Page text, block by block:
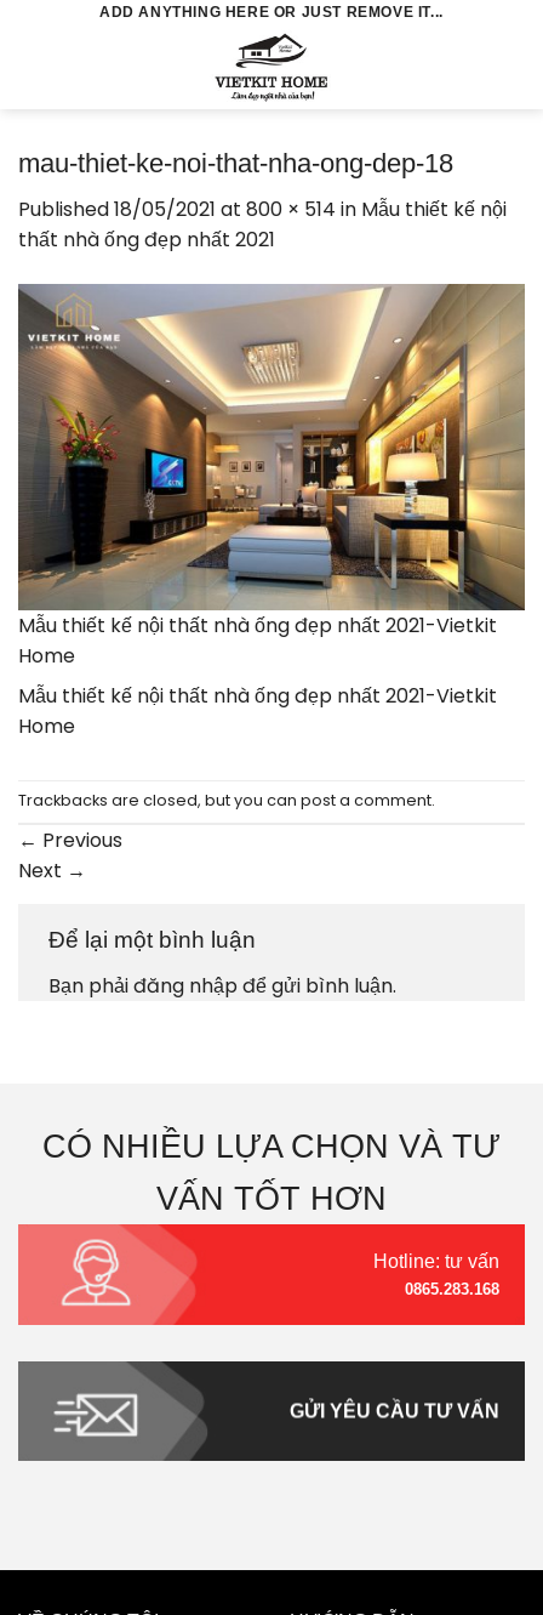
ADD ANYTHING HERE OR JUST REMOVE IT...
mau-thiet-ke-noi-that-nha-ong-dep-18
Published18/05/2021 at 800 × 514 in Mẫu thiết kế nội
thất nhà ống đẹp nhất 2021
Mẫu thiết kế nội thất nhà ống đẹp nhất 2021-Vietkit
Home
Mẫu thiết kế nội thất nhà ống đẹp nhất 2021-Vietkit
Home
Trackbacks are closed, but you can post a comment.
← Previous
Next →
Để lại một bình luận
Bạn phảiđăng nhậpđể gửi bình luận.
CÓ NHIỀU LỰA CHỌN VÀ TƯ
VẤN TỐT HƠN
Hotline: tư vấn
0865.283.168
GỬI YÊU CẦU TƯ VẤN